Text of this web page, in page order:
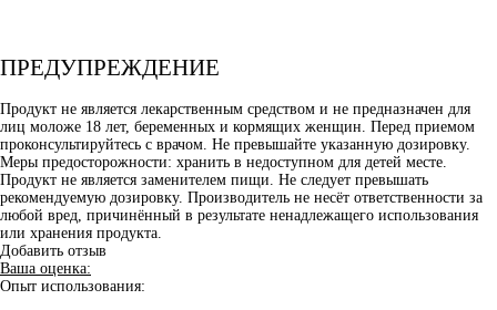
ПРЕДУПРЕЖДЕНИЕ
Продукт не является лекарственным средством и не предназначен для
лиц моложе 18 лет, беременных и кормящих женщин. Перед приемом
проконсультируйтесь с врачом. Не превышайте указанную дозировку.
Меры предосторожности: хранить в недоступном для детей месте.
Продукт не является заменителем пищи. Не следует превышать
рекомендуемую дозировку. Производитель не несёт ответственности за
любой вред, причинённый в результате ненадлежащего использования
или хранения продукта.
Добавить отзыв
Ваша оценка:
Опыт использования: